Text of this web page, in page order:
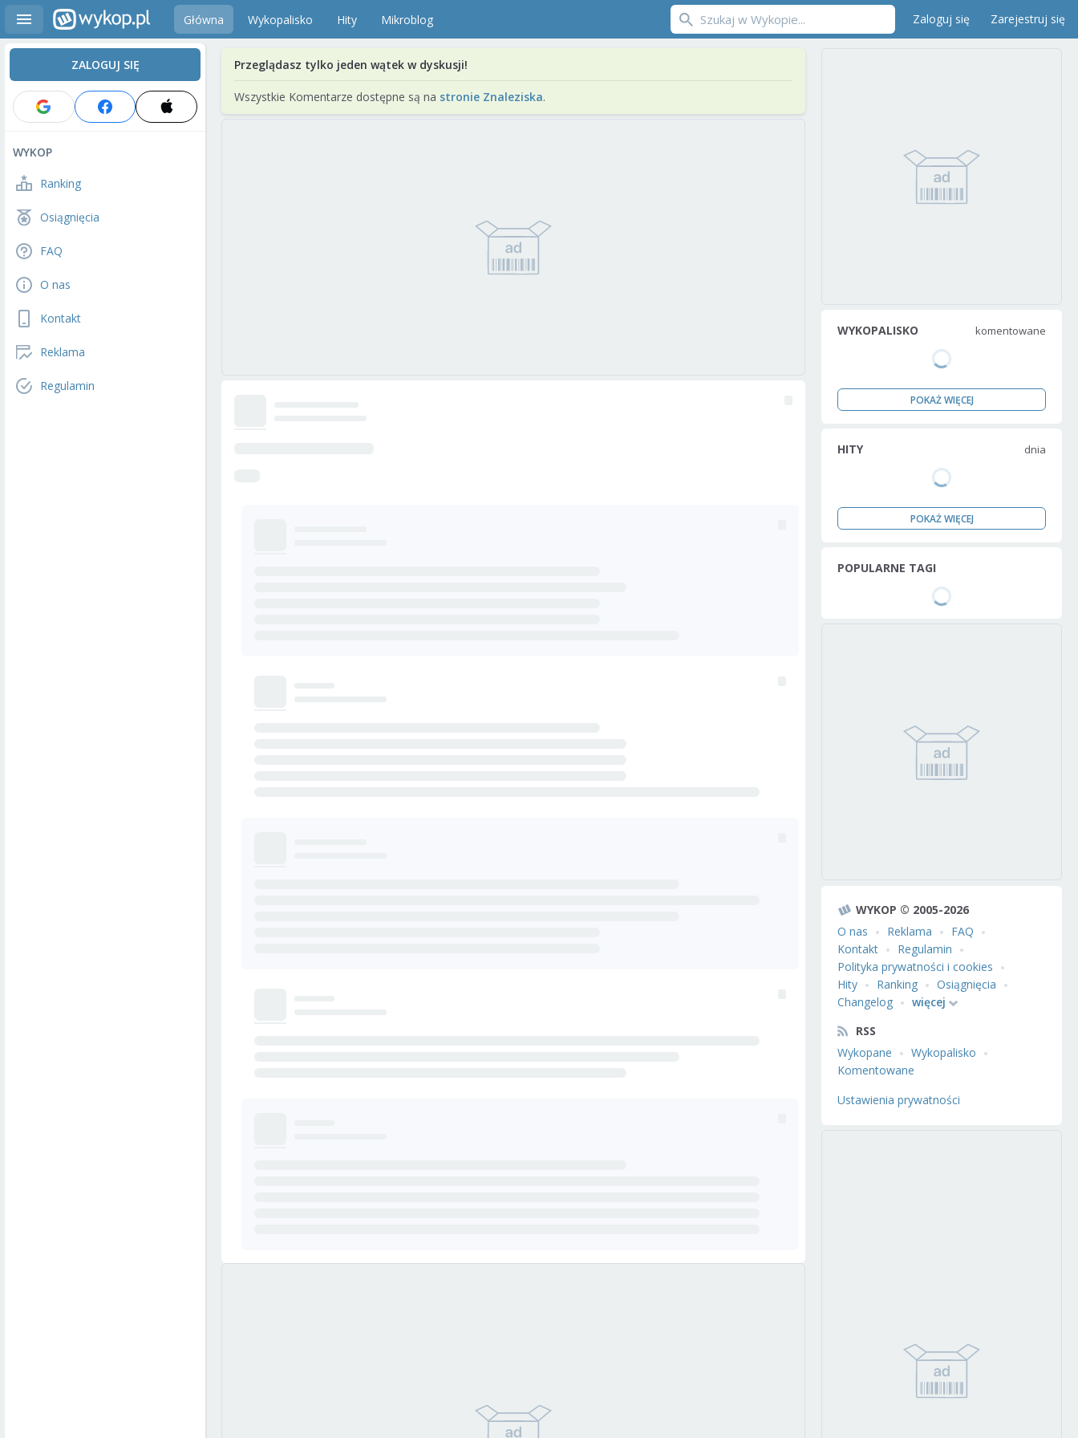
Główna Wykopalisko Hity Mikroblog Zaloguj się Zarejestruj się
ZALOGUJ SIĘ
WYKOP
Ranking
Osiągnięcia
FAQ
O nas
Kontakt
Reklama
Regulamin
Przeglądasz tylko jeden wątek w dyskusji!
Wszystkie Komentarze dostępne są na stronie Znaleziska.
WYKOPALISKO komentowane
POKAŻ WIĘCEJ
HITY dnia
POKAŻ WIĘCEJ
POPULARNE TAGI
WYKOP © 2005-2026
O nas
Reklama
FAQ
Kontakt
Regulamin
Polityka prywatności i cookies
Hity
Ranking
Osiągnięcia
Changelog
więcej
RSS
Wykopane
Wykopalisko
Komentowane
Ustawienia prywatności